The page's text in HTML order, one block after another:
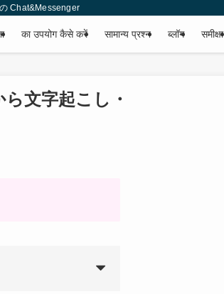
Chat&Messenger
का उपयोग कैसे करें सामान्य प्रश्न ब्लॉग समीक्षा
文字起こし・